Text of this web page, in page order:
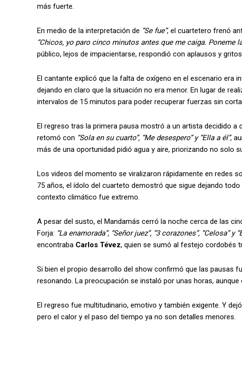
más fuerte.
En medio de la interpretación de “Se fue”, el cuartetero frenó
“Chicos, yo paro cinco minutos antes que me caiga. Poneme
público, lejos de impacientarse, respondió con aplausos y
El cantante explicó que la falta de oxígeno en el escenario era
dejando en claro que la situación no era menor. En lugar de
intervalos de 15 minutos para poder recuperar fuerzas sin
El regreso tras la primera pausa mostró a un artista decidido
retomó con “Sola en su cuarto”, “Me desespero” y “Ella a él”,
más de una oportunidad pidió agua y aire, priorizando no solo
Los videos del momento se viralizaron rápidamente en redes
75 años, el ídolo del cuarteto demostró que sigue dejando
contexto climático fue extremo.
A pesar del susto, el Mandamás cerró la noche cerca de las
Forja: “La enamorada”, “Señor juez”, “3 corazones”, “Celosa” y
encontraba Carlos Tévez, quien se sumó al festejo cordobés
Si bien el propio desarrollo del show confirmó que las pausas
resonando. La preocupación se instaló por unas horas,
El regreso fue multitudinario, emotivo y también exigente. Y
pero el calor y el paso del tiempo ya no son detalles menores.